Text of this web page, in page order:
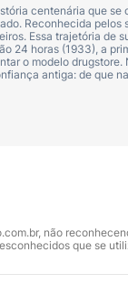
centenária que
Reconhecida
Essa trajetória de
24 horas (1933), a
o modelo
antiga: de que
não
que se